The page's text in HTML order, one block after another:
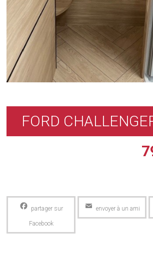
FORD
Facebook Email